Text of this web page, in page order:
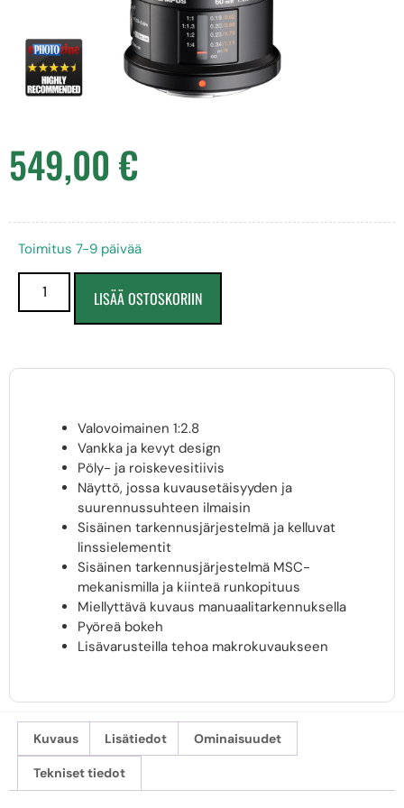
549,00€
Toimitus 7-9 päivää
LISÄÄ OSTOSKORIIN
Valovoimainen 1:2.8
Vankka ja kevyt design
Pöly- ja roiskevesitiivis
Näyttö, jossa kuvausetäisyyden ja
suurennussuhteen ilmaisin
Sisäinen tarkennusjärjestelmä ja kelluvat
linssielementit
Sisäinen tarkennusjärjestelmä MSC-
mekanismilla ja kiinteä runkopituus
Miellyttävä kuvaus manuaalitarkennuksella
Pyöreä bokeh
Lisävarusteilla tehoa makrokuvaukseen
Kuvaus Lisätiedot Ominaisuudet
Tekniset tiedot